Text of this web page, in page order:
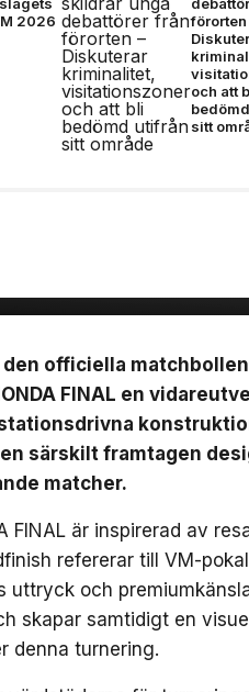
2026
förorten
och att
sitt
officiella
FINAL en
särskilt framtagen
matcher.
FINAL är inspirerad av
refererar till VM-
uttryck och
skapar samtidigt en
denna turnering.